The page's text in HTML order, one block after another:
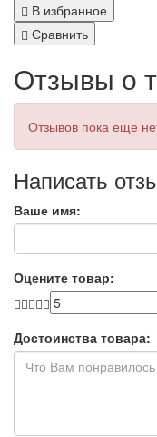
В избранное
Сравнить
Отзывы о
Отзывов пока еще
Написать
Ваше имя:
Оцените товар:
Достоинства товара: